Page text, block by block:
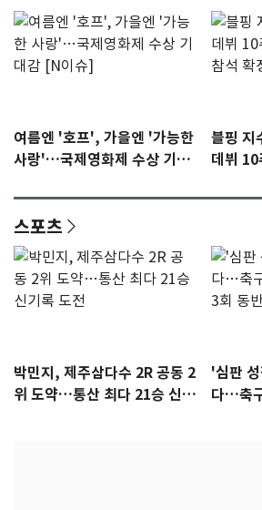
여름엔 '호프', 가을엔 '가능한
사랑'…국제영화제 수상 기대
블핑 지
데뷔
스포츠
박민지, 제주삼다수 2R 공동 2
위 도약…통산 최다 21승 신기
'심판
다…축